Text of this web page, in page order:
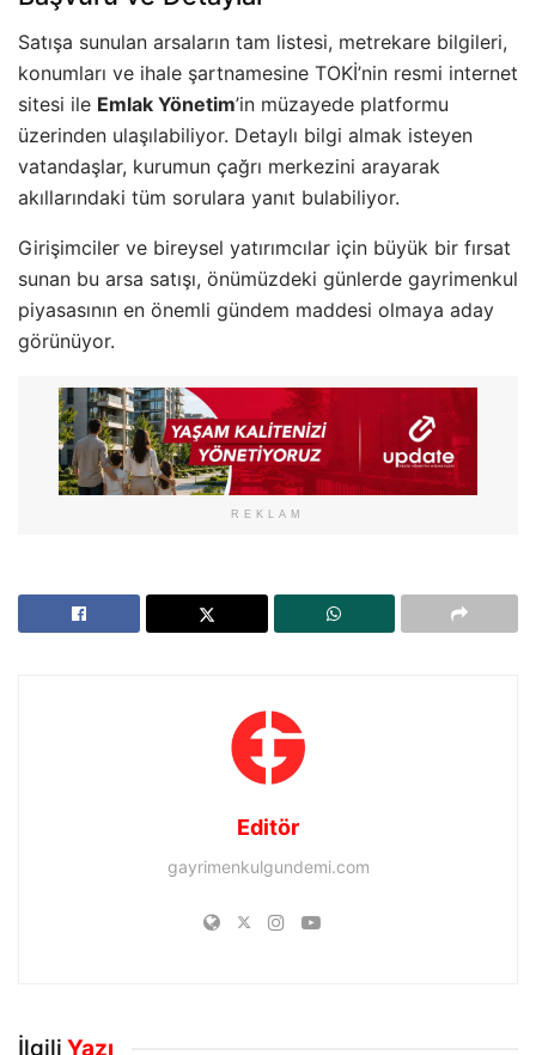
Satışa sunulan arsaların tam listesi, metrekare bilgileri,
konumları ve ihale şartnamesine TOKİ’nin resmi internet
sitesi ile Emlak Yönetim’in müzayede platformu
üzerinden ulaşılabiliyor. Detaylı bilgi almak isteyen
vatandaşlar, kurumun çağrı merkezini arayarak
akıllarındaki tüm sorulara yanıt bulabiliyor.
Girişimciler ve bireysel yatırımcılar için büyük bir fırsat
sunan bu arsa satışı, önümüzdeki günlerde gayrimenkul
piyasasının en önemli gündem maddesi olmaya aday
görünüyor.
REKLAM
Editör
gayrimenkulgundemi.com
İlgili Yazı